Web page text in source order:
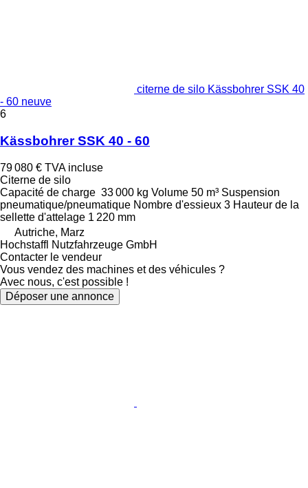
citerne de silo Kässbohrer SSK 40
- 60 neuve
6
Kässbohrer SSK 40 - 60
79 080 € TVA incluse
Citerne de silo
Capacité de charge 33 000 kg Volume 50 m³ Suspension
pneumatique/pneumatique Nombre d'essieux 3 Hauteur de la
sellette d'attelage 1 220 mm
Autriche, Marz
Hochstaffl Nutzfahrzeuge GmbH
Contacter le vendeur
Vous vendez des machines et des véhicules ?
Avec nous, c'est possible !
Déposer une annonce